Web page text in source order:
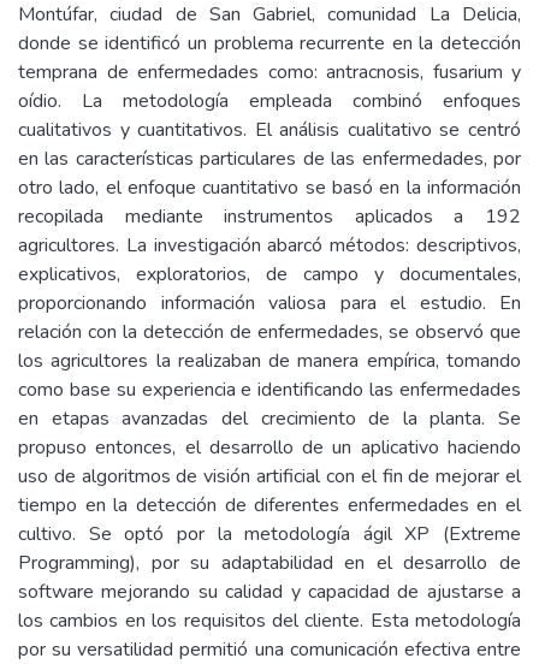
Montúfar, ciudad de San Gabriel, comunidad La Delicia,
donde se identificó un problema recurrente en la detección
temprana de enfermedades como: antracnosis, fusarium y
oídio. La metodología empleada combinó enfoques
cualitativos y cuantitativos. El análisis cualitativo se centró
en las características particulares de las enfermedades, por
otro lado, el enfoque cuantitativo se basó en la información
recopilada mediante instrumentos aplicados a 192
agricultores. La investigación abarcó métodos: descriptivos,
explicativos, exploratorios, de campo y documentales,
proporcionando información valiosa para el estudio. En
relación con la detección de enfermedades, se observó que
los agricultores la realizaban de manera empírica, tomando
como base su experiencia e identificando las enfermedades
en etapas avanzadas del crecimiento de la planta. Se
propuso entonces, el desarrollo de un aplicativo haciendo
uso de algoritmos de visión artificial con el fin de mejorar el
tiempo en la detección de diferentes enfermedades en el
cultivo. Se optó por la metodología ágil XP (Extreme
Programming), por su adaptabilidad en el desarrollo de
software mejorando su calidad y capacidad de ajustarse a
los cambios en los requisitos del cliente. Esta metodología
por su versatilidad permitió una comunicación efectiva entre